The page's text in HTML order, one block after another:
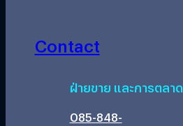
Contact
ฝ่ายขาย และการตลาด
085-848-